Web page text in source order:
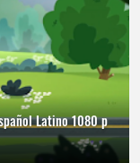
Latino 1080 p